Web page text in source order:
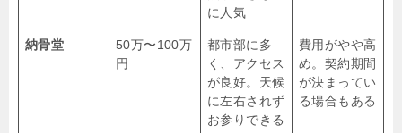
に人気
納骨堂
50万〜100万
円
都市部に多
く、アクセス
が良好。天候
に左右されず
お参りできる
費用がやや高
め。契約期間
が決まってい
る場合もある